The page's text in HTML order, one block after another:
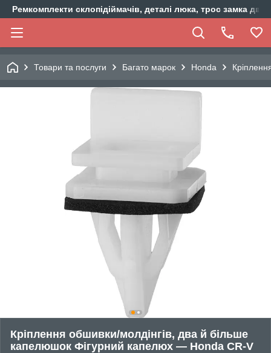
Ремкомплекти склопідіймачів, деталі люка, трос замка
Товари та послуги Багато марок Honda
Кріплення обшивки/молдінгів, два й більше
капелюшок Фігурний капелюх — Honda CR-V